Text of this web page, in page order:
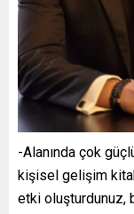
-Alanında çok
kişisel gelişim
etki oluşturdunuz,